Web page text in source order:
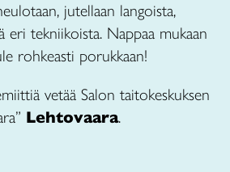
jutellaan langoista,
eri tekniikoista. Nappaa mukaan
rohkeasti porukkaan!
vetää Salon taitokeskuksen
Lehtovaara.